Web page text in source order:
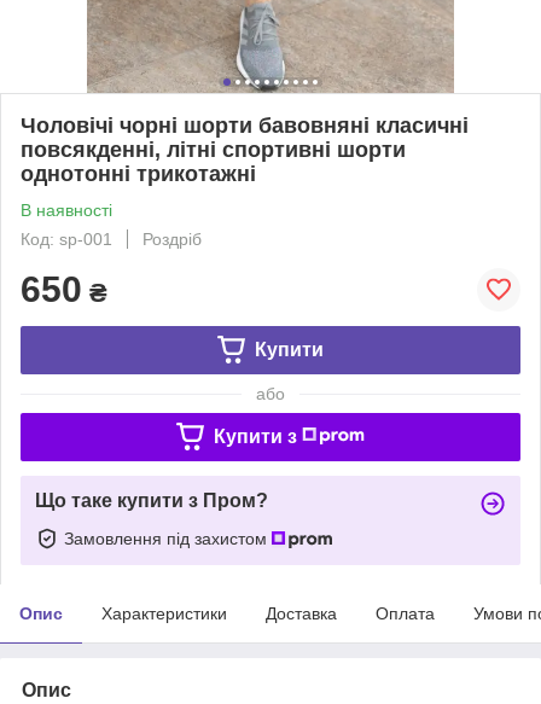
Чоловічі чорні шорти бавовняні класичні
повсякденні, літні спортивні шорти
однотонні трикотажні
В наявності
Код: sp-001
Роздріб
650 ₴
Купити
або
Купити з
Що таке купити з Пром?
Замовлення під захистом
Опис Характеристики Доставка Оплата Умови
Опис